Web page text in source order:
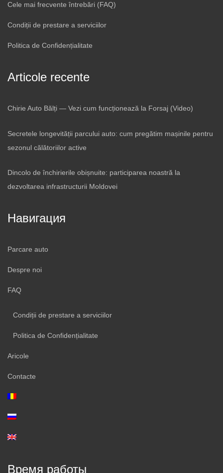
Cele mai frecvente întrebări (FAQ)
Condiții de prestare a serviciilor
Politica de Confidențialitate
Articole recente
Chirie Auto Bălți — Vezi cum funcționează la Forsaj (Video)
Secretele longevității parcului auto: cum pregătim mașinile pentru
sezonul călătoriilor active
Dincolo de închirierile obișnuite: participarea noastră la
dezvoltarea infrastructurii Moldovei
Навигация
Parcare auto
Despre noi
FAQ
Condiții de prestare a serviciilor
Politica de Confidențialitate
Aricole
Contacte
Время работы